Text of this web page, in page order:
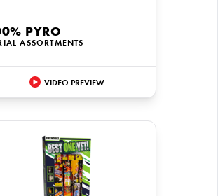
PYRO
ASSORTMENTS
VIDEO PREVIEW